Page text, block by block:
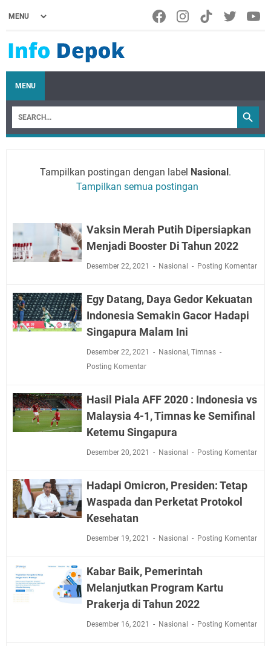
MENU
Tampilkan postingan dengan label Nasional.
Tampilkan semua postingan
Vaksin Merah Putih Dipersiapkan
Menjadi Booster Di Tahun 2022
Desember 22, 2021 Nasional Posting Komentar
Egy Datang, Daya Gedor Kekuatan
Indonesia Semakin Gacor Hadapi
Singapura Malam Ini
Desember 22, 2021 Nasional, Timnas
Posting Komentar
Hasil Piala AFF 2020 : Indonesia vs
Malaysia 4-1, Timnas ke Semifinal
Ketemu Singapura
Desember 20, 2021 Nasional Posting Komentar
Hadapi Omicron, Presiden: Tetap
Waspada dan Perketat Protokol
Kesehatan
Desember 19, 2021 Nasional Posting Komentar
Kabar Baik, Pemerintah
Melanjutkan Program Kartu
Prakerja di Tahun 2022
Desember 16, 2021 Nasional Posting Komentar